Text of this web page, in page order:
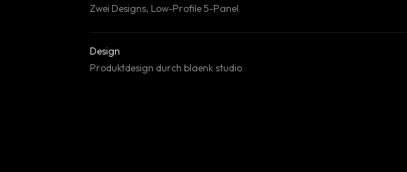
Zwei Designs, Low-Profile 5-Panel
Design
Produktdesign durch blaenk studio